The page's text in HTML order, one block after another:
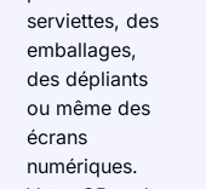
serviettes, des
emballages,
des dépliants
ou même des
écrans
numériques.